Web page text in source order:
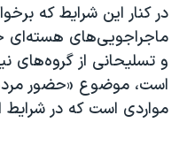
در کنار این شرایط که
ماجراجویی‌های هسته‌ای
و تسلیحانی از گروه‌های
است، موضوع «حضور
مواردی است که در شرایط